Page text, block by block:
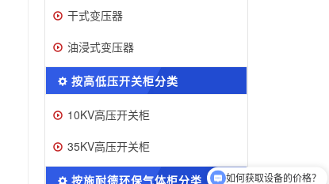
干式变压器
油浸式变压器
按高低压开关柜分类
10KV高压开关柜
35KV高压开关柜
按施耐德环保气体柜分类 可以介绍下你们的产品么